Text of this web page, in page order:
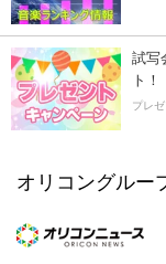
試写
ト！
プレ
オリコングルー